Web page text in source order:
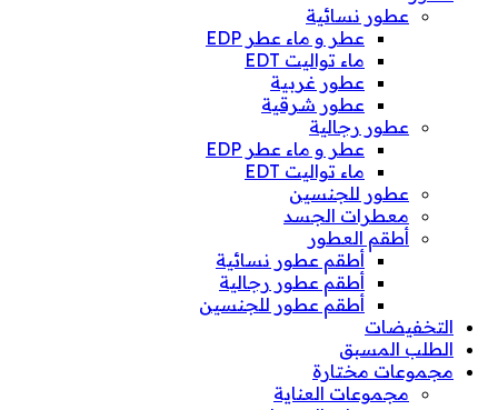
عطور نسائية
عطر و ماء عطر EDP
ماء تواليت EDT
عطور غربية
عطور شرقية
عطور رجالية
عطر و ماء عطر EDP
ماء تواليت EDT
عطور للجنسين
معطرات الجسد
أطقم العطور
أطقم عطور نسائية
أطقم عطور رجالية
أطقم عطور للجنسين
التخفيضات
الطلب المسبق
مجموعات مختارة
مجموعات العناية